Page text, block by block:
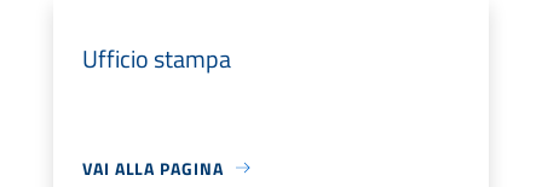
Ufficio stampa
VAI ALLA PAGINA